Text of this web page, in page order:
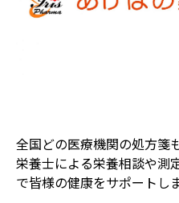
全国どの医療機関の処方箋
栄養士による栄養相談や測
で皆様の健康をサポートしま